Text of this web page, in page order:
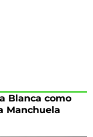
Blanca como
Manchuela